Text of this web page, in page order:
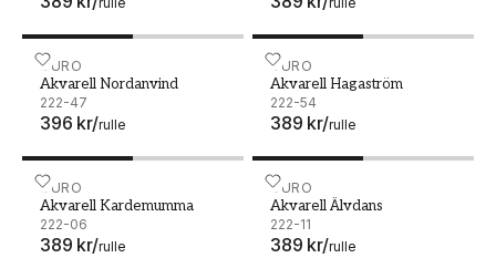
DURO
Akvarell Nordanvind
222-47
396 kr/rulle
Akvarell Nordanvind - 222-47DURO
Akvarell Hagaström
222-54
389 kr/rulle
Akvarell Hagaström - 222-
DURO
Akvarell Kardemumma
222-06
389 kr/rulle
Akvarell Kardemumma - 222-06
DURO
Akvarell Älvdans
222-11
389 kr/rulle
Akvarell Älvdans - 222-11